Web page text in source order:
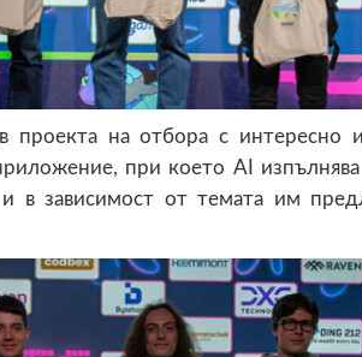
проекта на отбора с интересно
при което AI
в зависимост от темата им